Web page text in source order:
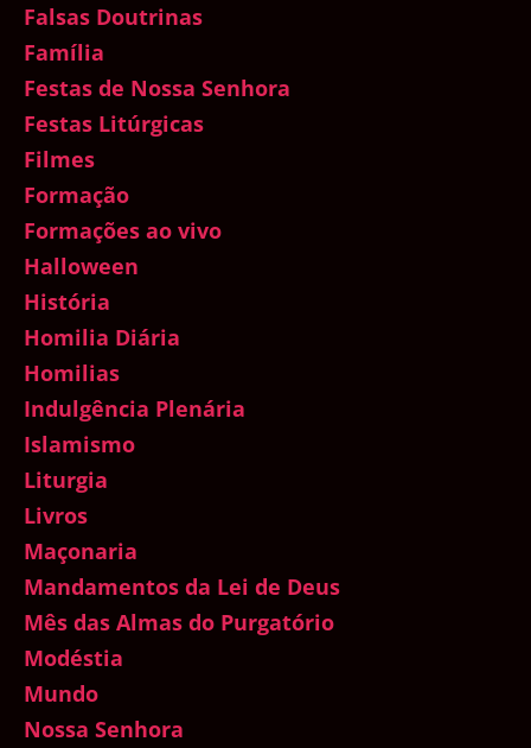
Falsas Doutrinas
Família
Festas de Nossa Senhora
Festas Litúrgicas
Filmes
Formação
Formações ao vivo
Halloween
História
Homilia Diária
Homilias
Indulgência Plenária
Islamismo
Liturgia
Livros
Maçonaria
Mandamentos da Lei de Deus
Mês das Almas do Purgatório
Modéstia
Mundo
Nossa Senhora